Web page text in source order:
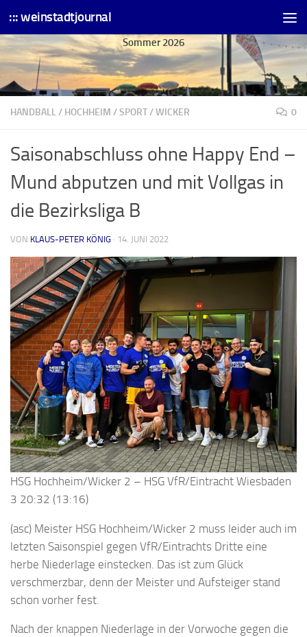
Skip to content
::: weinstadtjournal
Sommer 2026
HANDBALL/ HOCHHEIM /SPORT/WICKER 0
Saisonabschluss ohne Happy End –
Mund abputzen und mit Vollgas in
die Bezirksliga B
VON KLAUS-PETER KÖNIG · 14. JUNI 2022
HSG Hochheim/Wicker 2 – HSG VfR/Eintracht Wiesbaden
3 20:32 (13:16)
(asc) Meister HSG Hochheim/Wicker 2 muss leider auch im
letzten Saisonspiel gegen VfR/Eintrachts Dritte eine
herbe Niederlage einstecken. Das ist zum Glück
verschmerzbar, denn der Meister und Aufsteiger stand
schon vorher fest.
Nach der knappen Niederlage in der Vorwoche gegen die